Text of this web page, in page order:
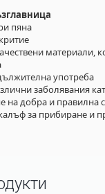
пяна
материали,
употреба
заболявания
добра и правилна
за прибиране и